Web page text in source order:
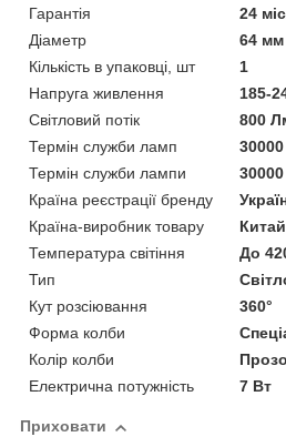
Гарантія
24
Діаметр
64 мм
Кількість в упаковці, шт
1
Напруга живлення
185-
Світловий потік
800
Термін служби ламп
Термін служби лампи
Країна реєстрації бренду
Країна-виробник товару
Китай
Температура світіння
До
Тип
Кут розсіювання
360°
Форма колби
Колір колби
Електрична потужність
7 Вт
Приховати